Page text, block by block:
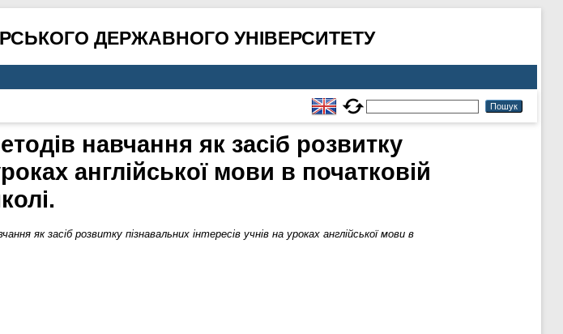
ДЕРЖАВНОГО УНІВЕРСИТЕТУ
навчання як засіб розвитку
англійської мови в початковій
як засіб розвитку пізнавальних інтересів учнів на уроках англійської мови в